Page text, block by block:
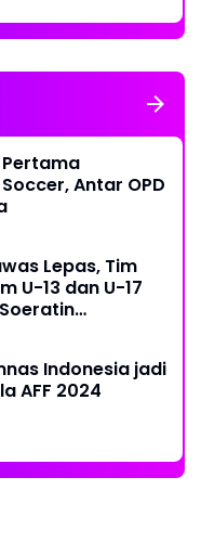
Antar OPD
Lepas, Tim
U-13 dan U-17
Indonesia jadi
AFF 2024